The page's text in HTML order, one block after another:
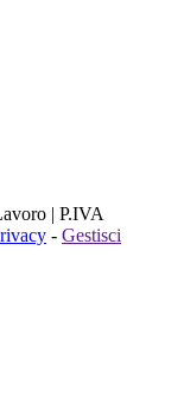
| P.IVA
- Gestisci